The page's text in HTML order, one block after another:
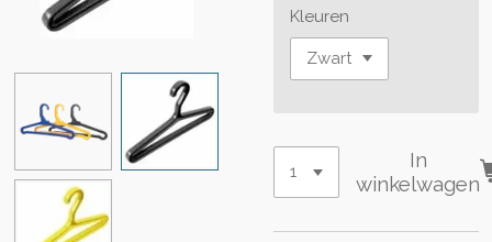
Kleuren
In
winkelwagen